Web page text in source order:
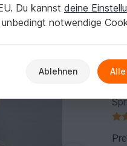
Du kannst deine
notwendige
Ablehnen